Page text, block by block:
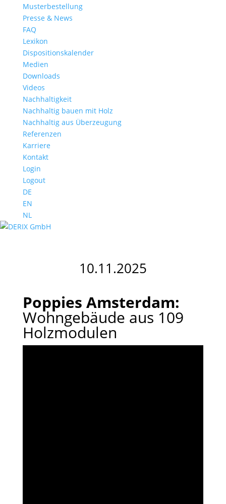
Musterbestellung
Presse & News
FAQ
Lexikon
Dispositionskalender
Medien
Downloads
Videos
Nachhaltigkeit
Nachhaltig bauen mit Holz
Nachhaltig aus Überzeugung
Referenzen
Karriere
Kontakt
Login
Logout
DE
EN
NL
10.11.2025
Poppies Amsterdam:
Wohngebäude aus 109
Holzmodulen